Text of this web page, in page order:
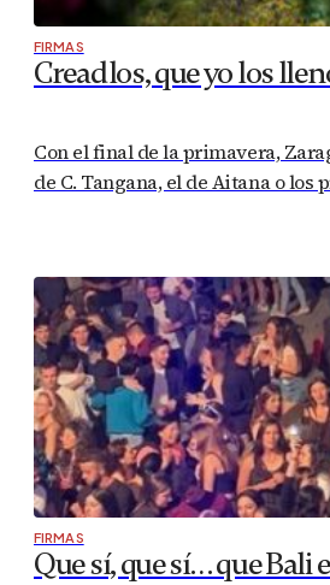
FIRMAS
Creadlos, que yo los
Con el final de la primavera,
de C. Tangana, el de Aitana o
FIRMAS
Que sí, que sí… que